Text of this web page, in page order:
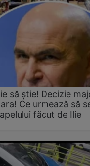
să știe! Decizie
Ce urmează să
făcut de Ilie